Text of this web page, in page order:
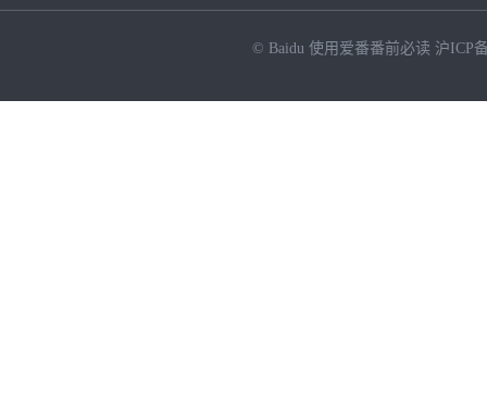
© Baidu 使用爱番番前必读 沪ICP